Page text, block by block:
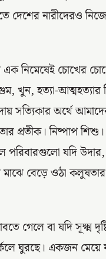
দেশের নারীদেরও
নিমেষেই চোখের
গুম, খুন, হত্যা-
সত্যিকার অর্থে
প্রতীক। নিষ্পাপ
পরিবারগুলো যদি
মাঝে বেড়ে ওঠা
গেলে বা যদি সূক্ষ্ম
ঘুরছে। একজন